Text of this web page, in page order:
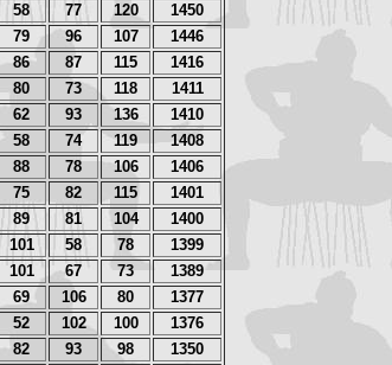
58 77 120
1450
79 96 107
1446
86 87 115
1416
80 73 118
1411
62 93 136
1410
58 74 119
1408
88 78 106
1406
75 82 115
1401
89 81 104
1400
101 58 78
1399
101 67 73
1389
69 106 80
1377
52 102 100
1376
82 93 98
1350